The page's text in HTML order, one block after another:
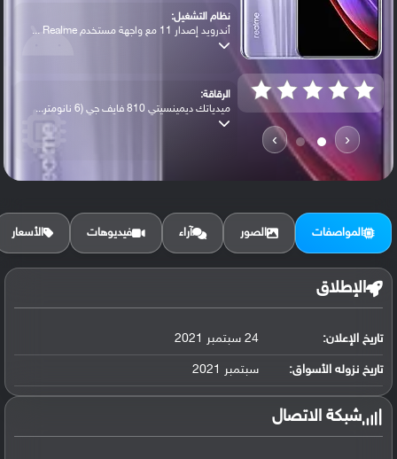
‹
›
نظام التشغيل:
أندرويد إصدار 11 مع واجهة مستخدم Realme ...
الرقاقة:
ميدياتك ديمينسيتي 810 فايف جي (6 نانومتر...
البطارية:
ليثيوم بوليمر سعة 5000 مللي أمبير, غير ق...
المواصفات الصور آراء فيديوهات الأسعار
الإطلاق
تاريخ الإعلان: 24 سبتمبر 2021
تاريخ نزوله الأسواق: سبتمبر 2021
شبكة الاتصال